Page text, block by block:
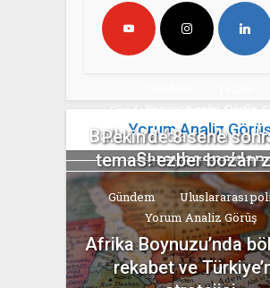
Yorum Analiz
Yorum Analiz Görüş
Balkanlar’da tarih ve
Saraybosna’dan
Srebrenitsa’ya
yazan
Bahri Ak
Gündem Yorum Analiz
Pekin’de 8 sene
temas! ezber bozan
Trump’ın ‘uysallığı’,
yazan
Bahri Ak
Gündem
Uluslararası
Yorum Analiz Görüş
Afrika Boynuzu’nda
rekabet ve